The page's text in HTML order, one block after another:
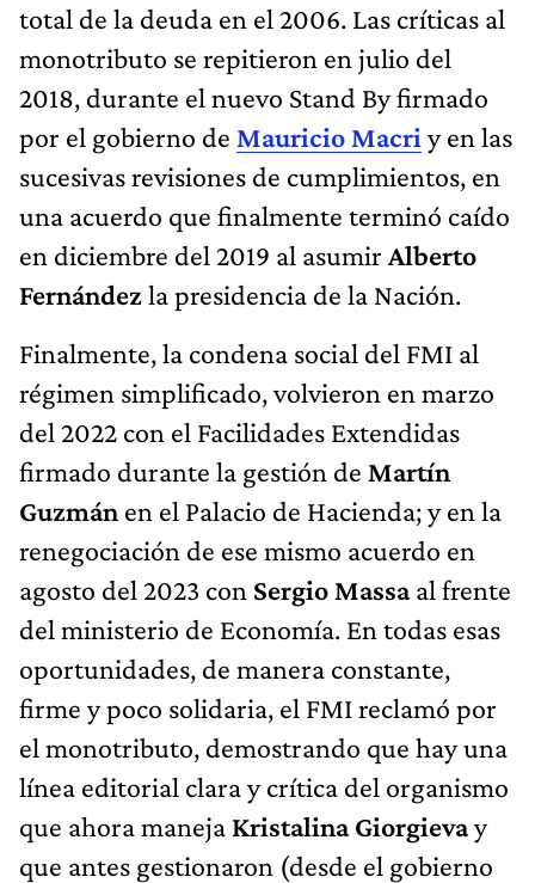
total de la deuda en el 2006. Las críticas al
monotributo se repitieron en julio del
2018, durante el nuevo Stand By firmado
por el gobierno de Mauricio Macri y en las
sucesivas revisiones de cumplimientos, en
una acuerdo que finalmente terminó caído
en diciembre del 2019 al asumir Alberto
Fernándezla presidencia de la Nación.
Finalmente, la condena social del FMI al
régimen simplificado, volvieron en marzo
del 2022 con el Facilidades Extendidas
firmado durante la gestión de Martín
Guzmán en el Palacio de Hacienda; y en la
renegociación de ese mismo acuerdo en
agosto del 2023 con Sergio Massaal frente
del ministerio de Economía. En todas esas
oportunidades, de manera constante,
firme y poco solidaria, el FMI reclamó por
el monotributo, demostrando que hay una
línea editorial clara y crítica del organismo
que ahora maneja Kristalina Giorgievay
que antes gestionaron (desde el gobierno